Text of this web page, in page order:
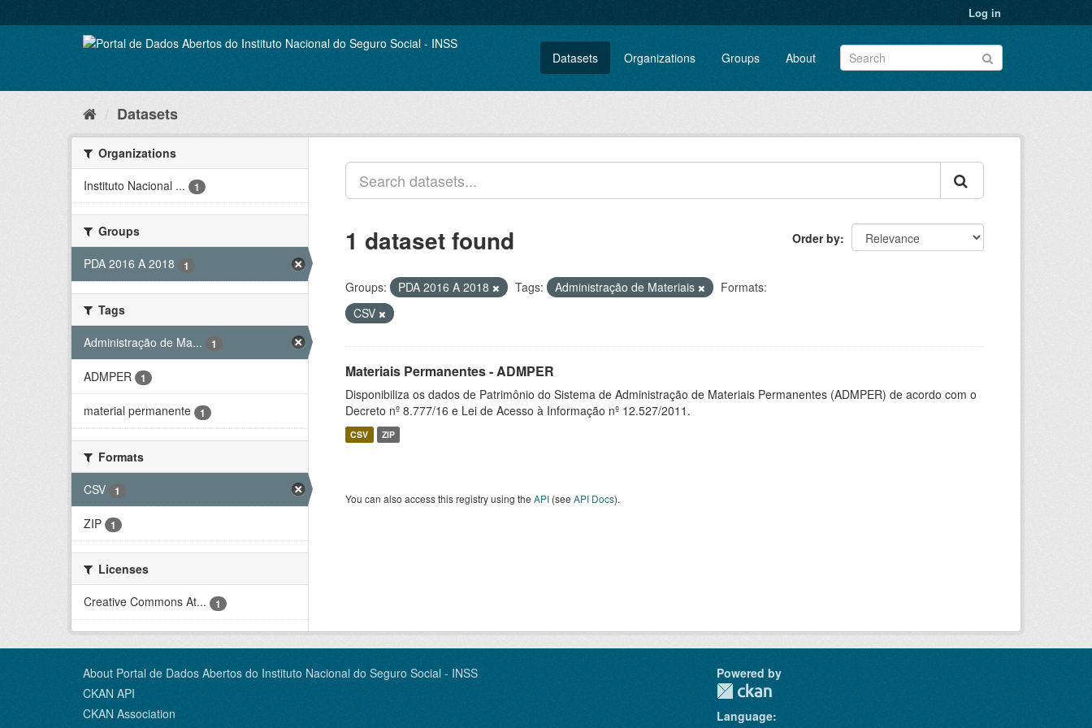
to
Log in
Datasets Organizations Groups About
Datasets
Organizations
Instituto Nacional ...
1
Groups
PDA 2016 A 2018
1
Tags
Administração de Ma...
1
ADMPER 1
material permanente 1
Formats
CSV
1
ZIP 1
Licenses
Creative Commons At...
1
Order by
1 dataset found
Groups: PDA 2016 A 2018 Tags: Administração de Materiais
Formats:
CSV
Materiais Permanentes - ADMPER
Disponibiliza os dados de Patrimônio do Sistema de Administração de Materiais Permanentes (ADMPER) de acordo com o
Decreto nº 8.777/16 e Lei de Acesso à Informação nº 12.527/2011.
CSV ZIP
You can also access this registry using the API (see API Docs).
About Portal de Dados Abertos do Instituto Nacional do Seguro Social - INSS
CKAN API
CKAN Association
Powered by
Language